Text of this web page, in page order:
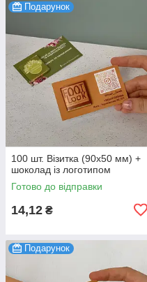
Подарунок
100 шт. Візитка (90х50 мм) +
шоколад із логотипом
Готово до відправки
14,12 ₴
Подарунок